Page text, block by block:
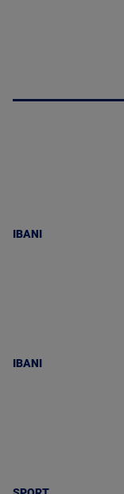
IBANI
IBANI